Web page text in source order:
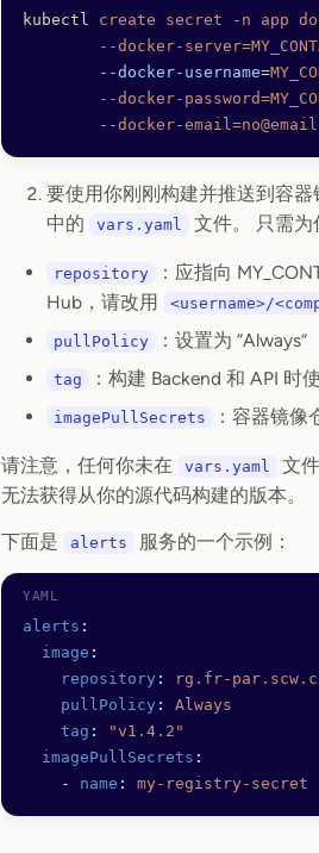
kubectl create secret -n app
--docker-
        --docker-username
=
--docker-
--docker-
要使用你刚刚构建并推送到容
中的
vars.yaml 文件。 只需为
repository
：应指向
Hub，请改用
<username>/
pullPolicy ：设置为 “Always”
tag ：构建 Backend 和 API 时
imagePullSecrets ：容器镜像
请注意，任何你未在 vars.yaml 文
无法获得从你的源代码构建的版本。
下面是 alerts 服务的一个示例：
alerts :
  image
:
    repository
:
rg.fr-
    pullPolicy
: Always
    tag
:
"v1.4.2"
  imagePullSecrets
:
    -
name : my-registry-secret